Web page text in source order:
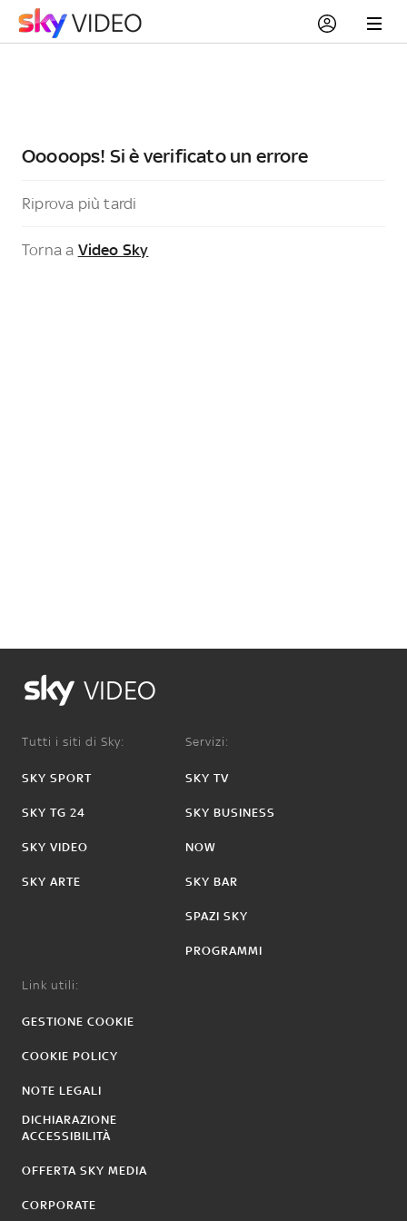
Ooooops! Si è verificato un errore
Riprova più tardi
Torna a Video Sky
VIDEO
Tutti i siti di Sky:
SKY SPORT
SKY TG 24
SKY VIDEO
SKY ARTE
Servizi:
SKY TV
SKY BUSINESS
NOW
SKY BAR
SPAZI SKY
PROGRAMMI
Link utili:
GESTIONE COOKIE
COOKIE POLICY
NOTE LEGALI
DICHIARAZIONE
ACCESSIBILITÀ
OFFERTA SKY MEDIA
CORPORATE